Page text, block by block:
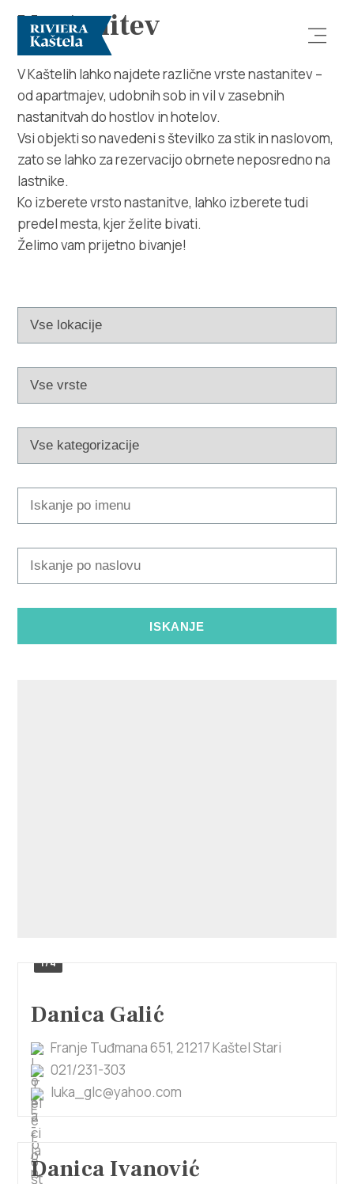
Raziščite
Destinacija
Info
Safe in Dalmatia
info@kastela-info.hr
Villa Nika, Kamberovo šetalište 30,
21216 Kaštel Stari, Hrvatska
Navodila
Nastanitev
V Kaštelih lahko najdete različne vrste nastanitev –
od apartmajev, udobnih sob in vil v zasebnih
nastanitvah do hostlov in hotelov.
Vsi objekti so navedeni s številko za stik in naslovom,
zato se lahko za rezervacijo obrnete neposredno na
lastnike.
Ko izberete vrsto nastanitve, lahko izberete tudi
predel mesta, kjer želite bivati.
Želimo vam prijetno bivanje!
1/4
Danica Galić
Franje Tuđmana 651, 21217 Kaštel Stari
021/231-303
luka_glc@yahoo.com
Danica Ivanović